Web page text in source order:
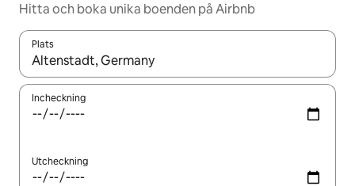
Hitta och boka unika boenden på Airbnb
Plats
När resultaten är tillgängliga kan du navigera med upp- och
Incheckning
Utcheckning